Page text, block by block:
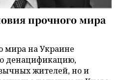
прочного мира
мира на Украине
денацификацию,
жителей, но и